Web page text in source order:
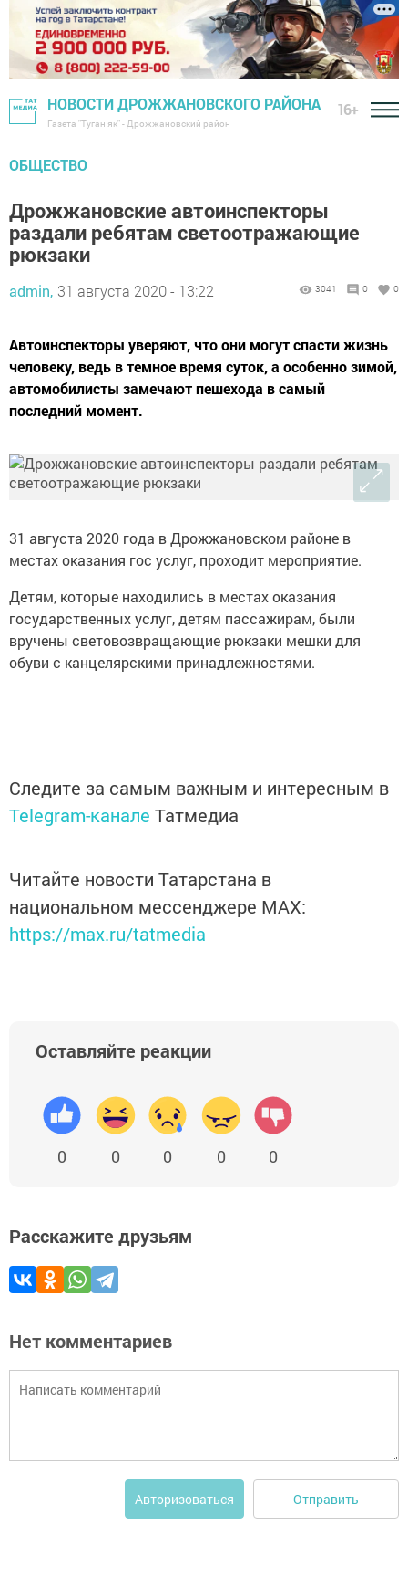
НОВОСТИ ДРОЖЖАНОВСКОГО РАЙОНА
Газета "Туган як" - Дрожжановский район
16+
ОБЩЕСТВО
Дрожжановские автоинспекторы
раздали ребятам светоотражающие
рюкзаки
admin, 31 августа 2020 - 13:22 3041 0 0
Автоинспекторы уверяют, что они могут спасти жизнь
человеку, ведь в темное время суток, а особенно зимой,
автомобилисты замечают пешехода в самый
последний момент.
31 августа 2020 года в Дрожжановском районе в
местах оказания гос услуг, проходит мероприятие.
Детям, которые находились в местах оказания
государственных услуг, детям пассажирам, были
вручены световозвращающие рюкзаки мешки для
обуви с канцелярскими принадлежностями.
Следите за самым важным и интересным в
Telegram-канале Татмедиа
Читайте новости Татарстана в
национальном мессенджере MАХ:
https://max.ru/tatmedia
Оставляйте реакции
0 0 0 0 0
Расскажите друзьям
Нет комментариев
Авторизоваться Отправить